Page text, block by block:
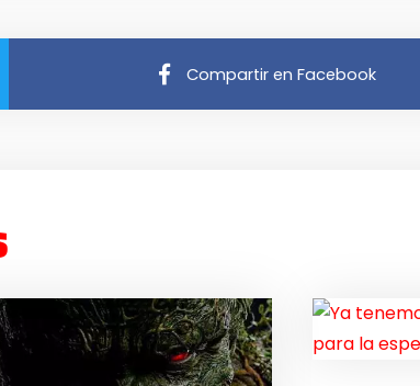
Compartir en Facebook